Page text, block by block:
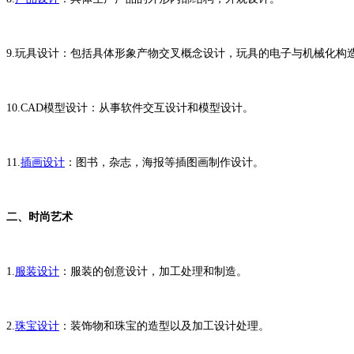
9.玩具设计：包括具体形象产物交叉概念设计，玩具的电子与机械化构
10.CAD模型设计：从事软件交互设计和模型设计。
11. 插画设计 ：图书，杂志，海报等插图画制作设计。
二、时尚艺术
1. 服装设计 ：服装的创意设计，加工处理和制造。
2. 珠宝设计 ：装饰物和珠宝的造型以及加工设计处理。